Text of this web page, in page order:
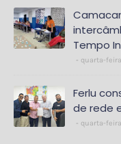
Tempo
quarta-
Ferlu
de rede
quarta-